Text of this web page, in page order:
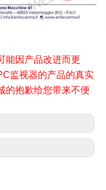
能因产品改进而更
监视器的产品的真实
的抱歉给您带来不便